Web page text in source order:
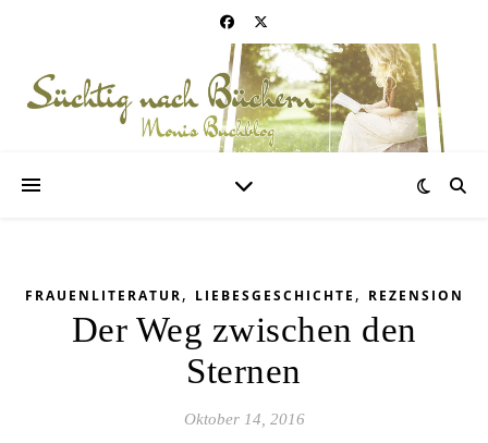
FRAUENLITERATUR, LIEBESGESCHICHTE , REZENSION
Der Weg zwischen den
Sternen
Oktober 14, 2016